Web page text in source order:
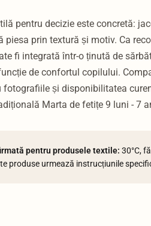
pentru decizie este concretă:
piesa prin textură și motiv. Ca
fi integrată într-o ținută de
de confortul copilului.
fotografiile și disponibilitatea
Marta de fetițe 9 luni - 7
pentru produsele textile: 30°C,
produse urmează instrucțiunile